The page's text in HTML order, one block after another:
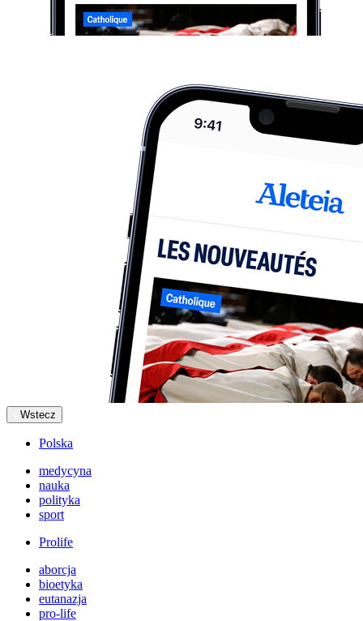
Wstecz
Polska
medycyna
nauka
polityka
sport
Prolife
aborcja
bioetyka
eutanazja
pro-life